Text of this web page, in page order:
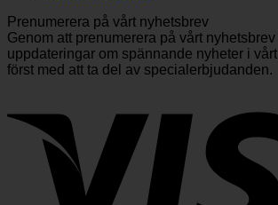
Prenumerera på vårt nyhetsbrev
Genom att prenumerera på vårt nyhetsbrev
uppdateringar om spännande nyheter i
först med att ta del av specialerbjudanden.